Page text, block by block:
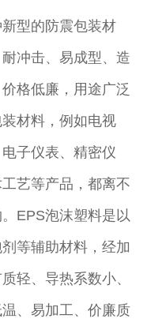
型的防震包装材
冲击、易成型、造
格低廉，用途广泛
材料，例如电视
子仪表、精密仪
艺等产品，都离不
EPS泡沫塑料是以
等辅助材料，经加
轻、导热系数小、
、易加工、价廉质